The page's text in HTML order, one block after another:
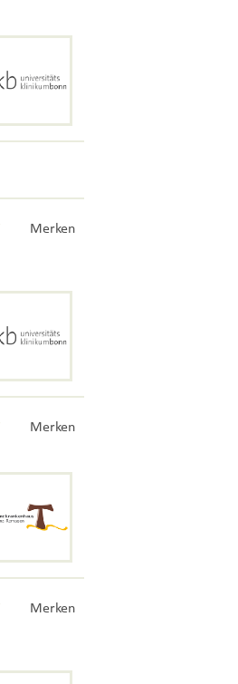
Merken
Merken
Merken